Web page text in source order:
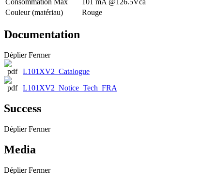
Consommation Max
101 mA @126.5Vca
Couleur (matériau)
Rouge
Documentation
Déplier Fermer
L101XV2_Catalogue
L101XV2_Notice_Tech_FRA
Success
Déplier Fermer
Media
Déplier Fermer